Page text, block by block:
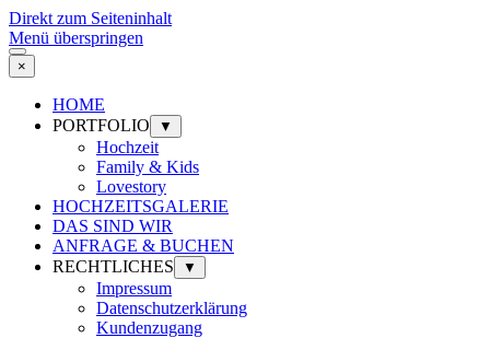
Direkt zum Seiteninhalt
Menü überspringen
×
HOME
PORTFOLIO
▼
Hochzeit
Family & Kids
Lovestory
HOCHZEITSGALERIE
DAS SIND WIR
ANFRAGE & BUCHEN
RECHTLICHES
▼
Impressum
Datenschutzerklärung
Kundenzugang